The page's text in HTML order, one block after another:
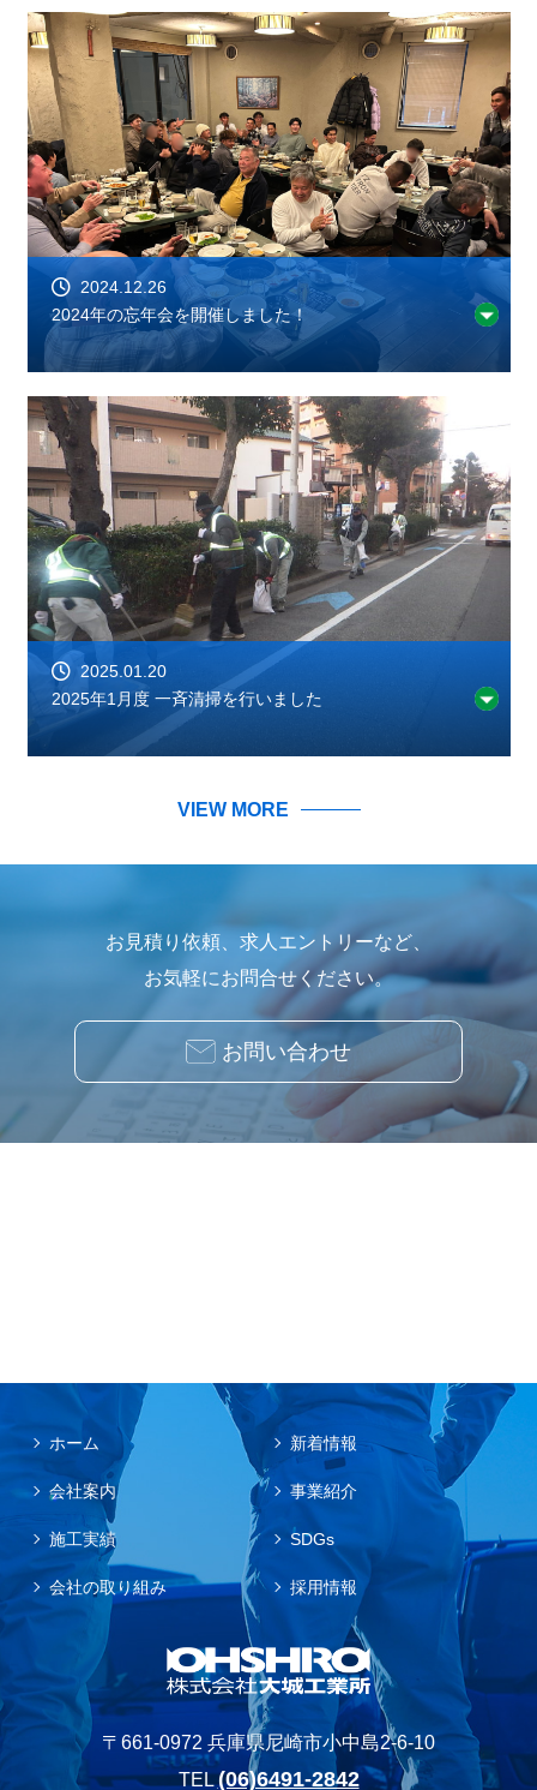
2024.12.26
2024年の忘年会を開催しました！
2025.01.20
2025年1月度 一斉清掃を行いました
VIEW MORE
お見積り依頼、求人エントリーなど、
お気軽にお問合せください。
お問い合わせ
ホーム 新着情報
会社案内 事業紹介
施工実績 SDGs
会社の取り組み 採用情報
〒661-0972 兵庫県尼崎市小中島2-6-10
TEL(06)6491-2842